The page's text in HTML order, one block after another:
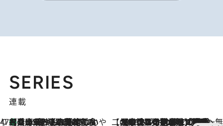
SERIES
連載
47都道府県の手みやげ ひんやりスイーツで夏を満喫
3 Hours Ago
【兵庫県】この夏絶対食べたい 冷やしておいしいおやつ3選 淡路島の恵みをジェラートに集約 【CREA×星野リゾート】唯一無二。癒しと発見が待つ場所へ
2026.8.7
【トンボの足水浴】ヒノキの香りに包まれて涼感マックス！約13℃の湧水かけ流しを避暑地「星野温泉 トンボの湯」で体験